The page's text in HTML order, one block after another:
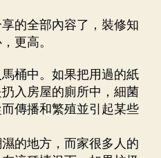
的全部內容了，裝修知
更高。
桶中。如果把用過的紙
入房屋的廁所中，細菌
傳播和繁殖並引起某些
的地方，而家很多人的